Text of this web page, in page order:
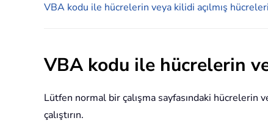
VBA kodu ile hücrelerin veya kilidi açılmış
VBA kodu ile hücrelerin
Lütfen normal bir çalışma sayfasındaki hücrelerin
çalıştırın.